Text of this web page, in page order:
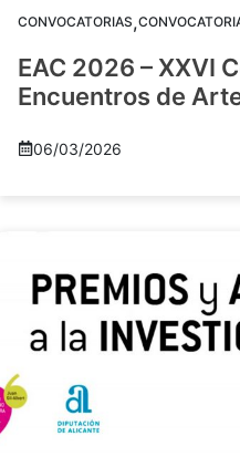
CONVOCATORIAS,
EAC 2026 – XXVI
Encuentros de
06/03/2026